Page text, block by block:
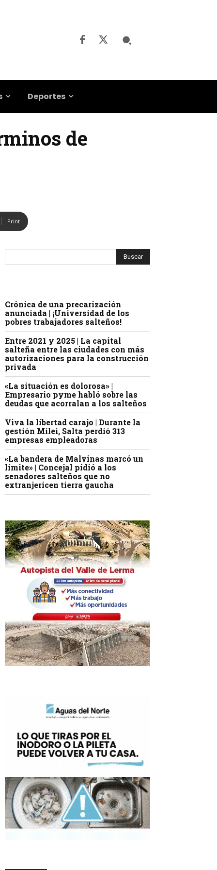
Deportes
de
Print
Crónica de una precarización
anunciada | ¡Universidad de los
pobres trabajadores salteños!
Entre 2021 y 2025 | La capital
salteña entre las ciudades con más
autorizaciones para la construcción
privada
«La situación es dolorosa» |
Empresario pyme habló sobre las
deudas que acorralan a los salteños
Viva la libertad carajo | Durante la
gestión Milei, Salta perdió 313
empresas empleadoras
«La bandera de Malvinas marcó un
límite» | Concejal pidió a los
senadores salteños que no
extranjericen tierra gaucha